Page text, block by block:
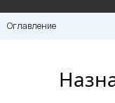
Оглавление